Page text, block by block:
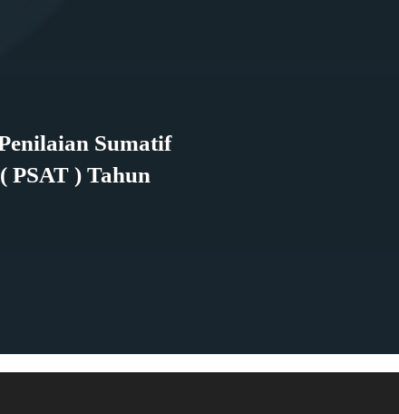
Sumatif
PSAT ) Tahun